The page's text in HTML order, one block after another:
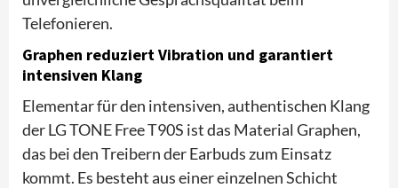
Telefonieren.
Graphen reduziert Vibration und garantiert
intensiven Klang
Elementar für den intensiven, authentischen Klang
der LG TONE Free T90S ist das Material Graphen,
das bei den Treibern der Earbuds zum Einsatz
kommt. Es besteht aus einer einzelnen Schicht